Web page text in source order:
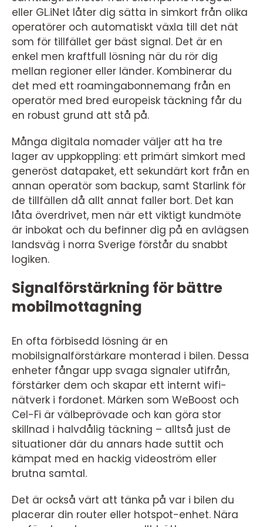
eller GL.iNet låter dig sätta in simkort från olika
operatörer och automatiskt växla till det nät
som för tillfället ger bäst signal. Det är en
enkel men kraftfull lösning när du rör dig
mellan regioner eller länder. Kombinerar du
det med ett roamingabonnemang från en
operatör med bred europeisk täckning får du
en robust grund att stå på.
Många digitala nomader väljer att ha tre
lager av uppkoppling: ett primärt simkort med
generöst datapaket, ett sekundärt kort från en
annan operatör som backup, samt Starlink för
de tillfällen då allt annat faller bort. Det kan
låta överdrivet, men när ett viktigt kundmöte
är inbokat och du befinner dig på en avlägsen
landsväg i norra Sverige förstår du snabbt
logiken.
Signalförstärkning för bättre
mobilmottagning
En ofta förbisedd lösning är en
mobilsignalförstärkare monterad i bilen. Dessa
enheter fångar upp svaga signaler utifrån,
förstärker dem och skapar ett internt wifi-
nätverk i fordonet. Märken som WeBoost och
Cel-Fi är välbeprövade och kan göra stor
skillnad i halvdålig täckning – alltså just de
situationer där du annars hade suttit och
kämpat med en hackig videoström eller
brutna samtal.
Det är också värt att tänka på var i bilen du
placerar din router eller hotspot-enhet. Nära